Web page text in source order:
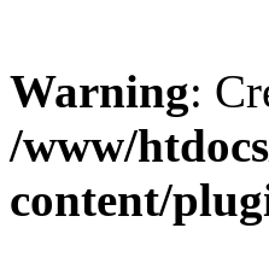
Warning:
/www/
content/